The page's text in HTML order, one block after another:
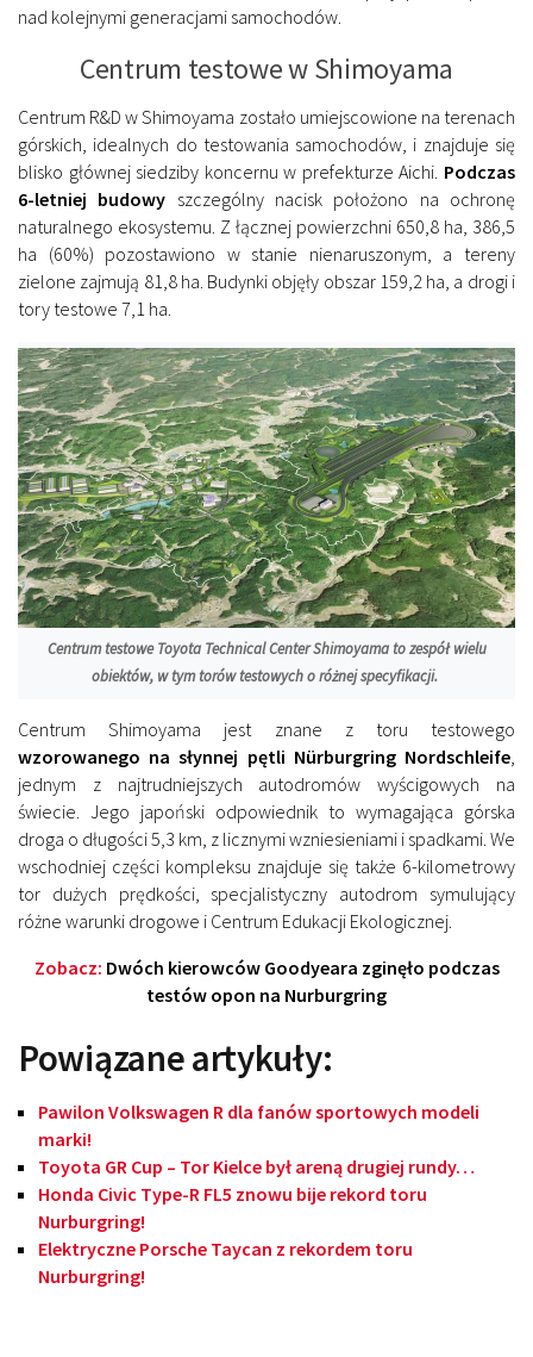
nad kolejnymi generacjami samochodów.
Centrum testowe w Shimoyama
Centrum R&D w Shimoyama zostało umiejscowione na terenach
górskich, idealnych do testowania samochodów, i znajduje się
blisko głównej siedziby koncernu w prefekturze Aichi. Podczas
6-letniej budowy szczególny nacisk położono na ochronę
naturalnego ekosystemu. Z łącznej powierzchni 650,8 ha, 386,5
ha (60%) pozostawiono w stanie nienaruszonym, a tereny
zielone zajmują 81,8 ha. Budynki objęły obszar 159,2 ha, a drogi i
tory testowe 7,1 ha.
Centrum testowe Toyota Technical Center Shimoyama to zespół wielu
obiektów, w tym torów testowych o różnej specyfikacji.
Centrum Shimoyama jest znane z toru testowego
wzorowanego na słynnej pętli Nürburgring Nordschleife,
jednym z najtrudniejszych autodromów wyścigowych na
świecie. Jego japoński odpowiednik to wymagająca górska
droga o długości 5,3 km, z licznymi wzniesieniami i spadkami. We
wschodniej części kompleksu znajduje się także 6-kilometrowy
tor dużych prędkości, specjalistyczny autodrom symulujący
różne warunki drogowe i Centrum Edukacji Ekologicznej.
Zobacz: Dwóch kierowców Goodyeara zginęło podczas
testów opon na Nurburgring
Powiązane artykuły:
Pawilon Volkswagen R dla fanów sportowych modeli
marki!
Toyota GR Cup – Tor Kielce był areną drugiej rundy…
Honda Civic Type-R FL5 znowu bije rekord toru
Nurburgring!
Elektryczne Porsche Taycan z rekordem toru
Nurburgring!